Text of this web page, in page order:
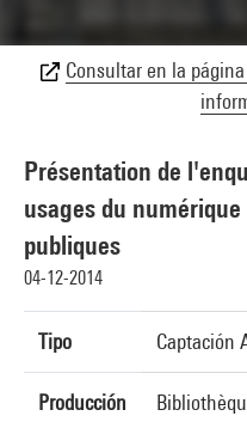
Consultar en la
Présentation de
usages du
publiques
04-12-2014
Tipo Captación
Producción